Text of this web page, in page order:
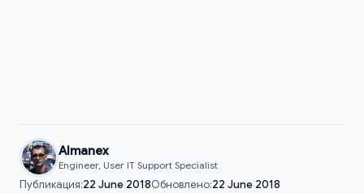
Almanex
Engineer, User IT Support Specialist
Публикация:22 June 2018Обновлено:22 June 2018